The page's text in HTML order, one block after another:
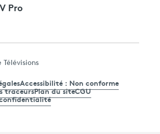
Pro
Télévisions
Accessibilité : Non conforme
traceursPlan du siteCGU